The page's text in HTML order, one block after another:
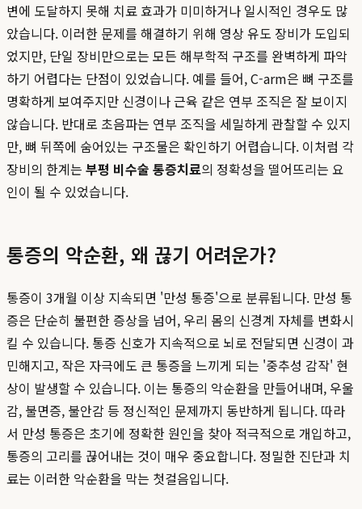
변에 도달하지 못해 치료 효과가 미미하거나 일시적인 경우도 많
았습니다. 이러한 문제를 해결하기 위해 영상 유도 장비가 도입되
었지만, 단일 장비만으로는 모든 해부학적 구조를 완벽하게 파악
하기 어렵다는 단점이 있었습니다. 예를 들어, C-arm은 뼈 구조를
명확하게 보여주지만 신경이나 근육 같은 연부 조직은 잘 보이지
않습니다. 반대로 초음파는 연부 조직을 세밀하게 관찰할 수 있지
만, 뼈 뒤쪽에 숨어있는 구조물은 확인하기 어렵습니다. 이처럼 각
장비의 한계는 부평 비수술 통증치료의 정확성을 떨어뜨리는 요
인이 될 수 있었습니다.
통증의 악순환, 왜 끊기 어려운가?
통증이 3개월 이상 지속되면 '만성 통증'으로 분류됩니다. 만성 통
증은 단순히 불편한 증상을 넘어, 우리 몸의 신경계 자체를 변화시
킬 수 있습니다. 통증 신호가 지속적으로 뇌로 전달되면 신경이 과
민해지고, 작은 자극에도 큰 통증을 느끼게 되는 '중추성 감작' 현
상이 발생할 수 있습니다. 이는 통증의 악순환을 만들어내며, 우울
감, 불면증, 불안감 등 정신적인 문제까지 동반하게 됩니다. 따라
서 만성 통증은 초기에 정확한 원인을 찾아 적극적으로 개입하고,
통증의 고리를 끊어내는 것이 매우 중요합니다. 정밀한 진단과 치
료는 이러한 악순환을 막는 첫걸음입니다.